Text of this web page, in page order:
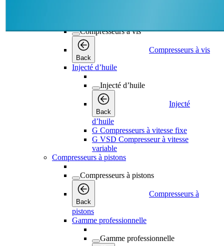
Compresseurs à vis
Back
Compresseurs à vis
Injecté d’huile
Injecté d’huile
Back
Injecté
d’huile
G Compresseurs à vitesse fixe
G VSD Compresseur à vitesse
variable
Compresseurs à pistons
Compresseurs à pistons
Back
Compresseurs à
pistons
Gamme professionnelle
Gamme professionnelle